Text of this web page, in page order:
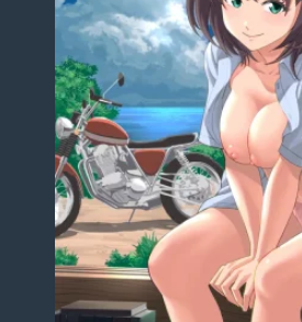
Register